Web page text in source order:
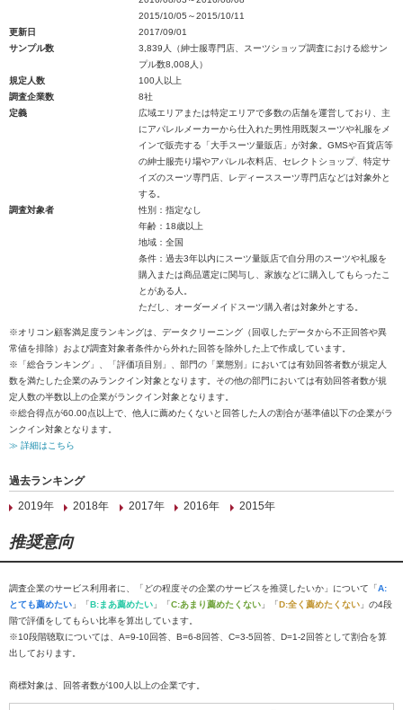
2015/10/05～2015/10/11
更新日
2017/09/01
サンプル数
3,839人（紳士服専門店、スーツショップ調査における総サン
プル数8,008人）
規定人数
100人以上
調査企業数
8社
定義
広域エリアまたは特定エリアで多数の店舗を運営しており、主
にアパレルメーカーから仕入れた男性用既製スーツや礼服をメ
インで販売する「大手スーツ量販店」が対象。GMSや百貨店等
の紳士服売り場やアパレル衣料店、セレクトショップ、特定サ
イズのスーツ専門店、レディーススーツ専門店などは対象外と
する。
調査対象者
性別：指定なし
年齢：18歳以上
地域：全国
条件：過去3年以内にスーツ量販店で自分用のスーツや礼服を
購入または商品選定に関与し、家族などに購入してもらったこ
とがある人。
ただし、オーダーメイドスーツ購入者は対象外とする。
※オリコン顧客満足度ランキングは、データクリーニング（回収したデータから不正回答や異
常値を排除）および調査対象者条件から外れた回答を除外した上で作成しています。
※「総合ランキング」、「評価項目別」、部門の「業態別」においては有効回答者数が規定人
数を満たした企業のみランクイン対象となります。その他の部門においては有効回答者数が規
定人数の半数以上の企業がランクイン対象となります。
※総合得点が60.00点以上で、他人に薦めたくないと回答した人の割合が基準値以下の企業がラ
ンクイン対象となります。
≫ 詳細はこちら
過去ランキング
2019年
2018年 2017年 2016年 2015年
推奨意向
調査企業のサービス利用者に、「どの程度その企業のサービスを推奨したいか」について「A:
とても薦めたい 」「B:まあ薦めたい 」「C:あまり薦めたくない 」「D:全く薦めたくない 」の4段
階で評価をしてもらい比率を算出しています。
※10段階聴取については、A=9-10回答、B=6-8回答、C=3-5回答、D=1-2回答として割合を算
出しております。
商標対象は、回答者数が100人以上の企業です。